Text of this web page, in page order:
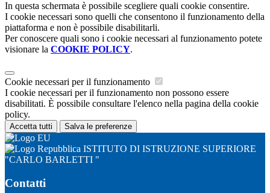
In questa schermata è possibile scegliere quali cookie consentire.
I cookie necessari sono quelli che consentono il funzionamento della
piattaforma e non è possibile disabilitarli.
Per conoscere quali sono i cookie necessari al funzionamento potete
visionare la COOKIE POLICY.
Cookie necessari per il funzionamento
I cookie necessari per il funzionamento non possono essere
disabilitati. È possibile consultare l'elenco nella pagina della cookie
policy.
Accetta tutti Salva le preferenze
ISTITUTO DI ISTRUZIONE SUPERIORE
"CARLO BARLETTI "
Contatti